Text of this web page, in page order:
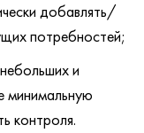
добавлять/
потребностей;
и
минимальную
контроля.